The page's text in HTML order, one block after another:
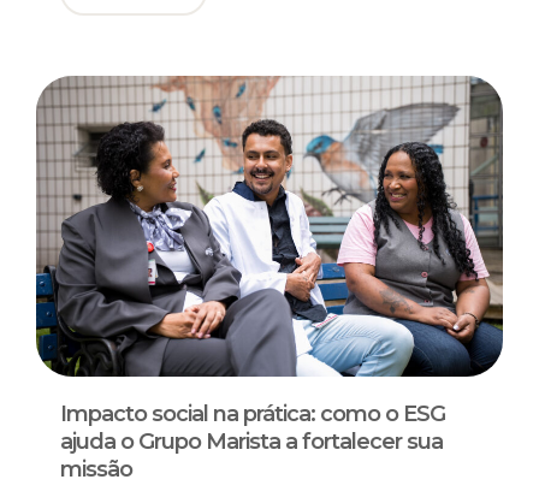
Impacto social na prática: como o ESG
ajuda o Grupo Marista a fortalecer sua
missão